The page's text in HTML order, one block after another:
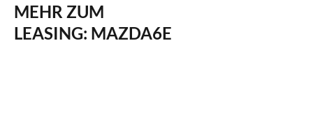
MEHR ZUM
LEASING: MAZDA6E